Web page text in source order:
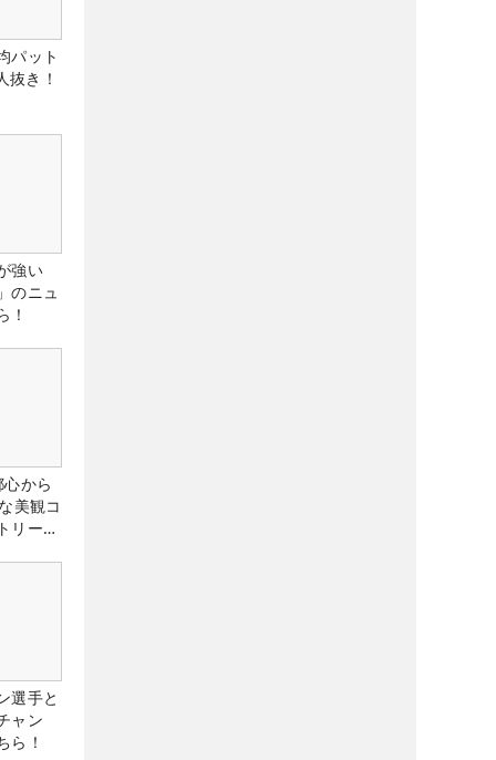
パット
抜き！
強い
のニュ
！
から
美観コ
リー俱
選手と
ャン
ら！